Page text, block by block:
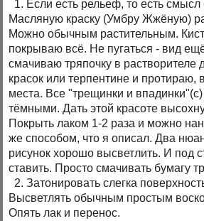
1. Если есть рельеф, то есть смысл
Масляную краску (Умбру Жжёную)
Можно обычным растительным.
покрываю всё. Не пугаться - вид
смачиваю тряпочку в растворителе
красок или терпентине и
места. Все "трещинки и
тёмными. Дать этой красоте
Покрыть лаком 1-2 раза и можно
же способом, что я описал. Два
рисунок хорошо высветлить. И под
ставить. Просто смачивать бумагу
2. Затонировать слегка
Высветлять обычным простым
Опять лак и перенос.